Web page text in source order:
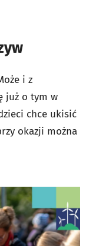
i z
już o tym w
chce ukisić
okazji można